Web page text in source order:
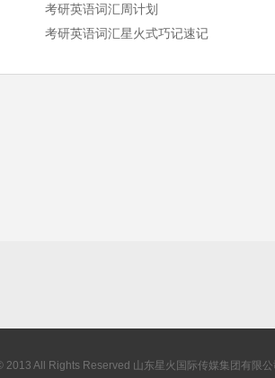
考研英语词汇周计划
考研英语词汇星火式巧记速记
2013 All Rights Reserved 山东星火国际传媒集团有限